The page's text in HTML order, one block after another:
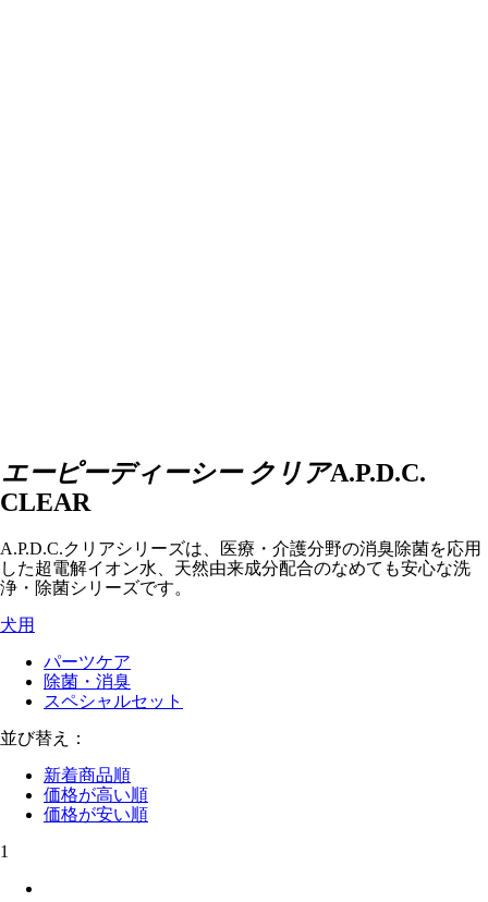
エーピーディーシー クリアA.P.D.C.
CLEAR
A.P.D.C.クリアシリーズは、医療・介護分野の消臭除菌を応用
した超電解イオン水、天然由来成分配合のなめても安心な洗
浄・除菌シリーズです。
犬用
パーツケア
除菌・消臭
スペシャルセット
並び替え：
新着商品順
価格が高い順
価格が安い順
1